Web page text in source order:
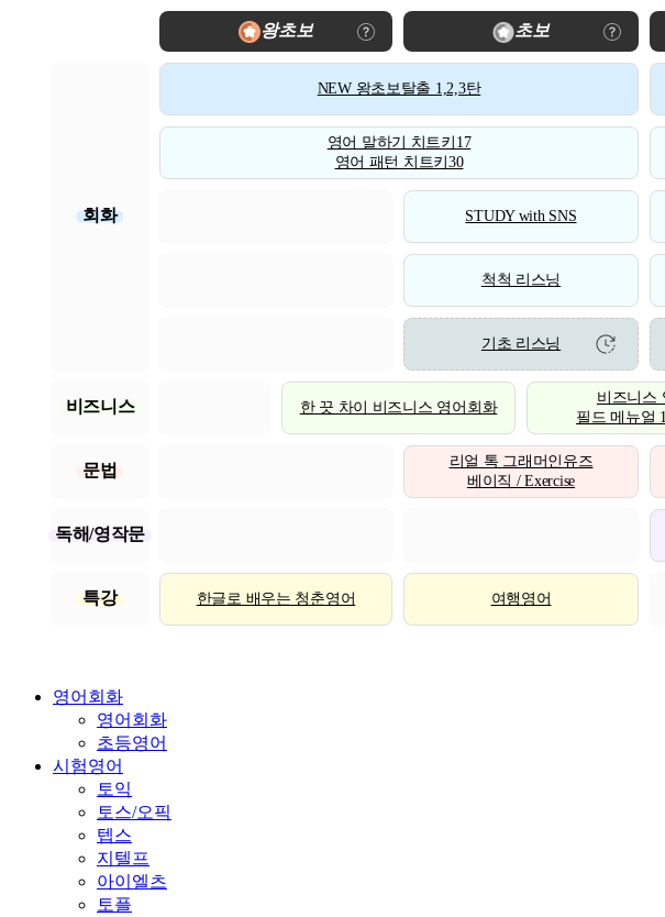
왕초보 초보
회화
NEW 왕초보탈출 1,2,3탄
영어 말하기 치트키17
영어 패턴 치트키30
STUDY with SNS
척척 리스닝
기초 리스닝
비즈니스 한 끗 차이 비즈니스 영어회화
비즈니스
필드 메뉴얼
문법
리얼 톡 그래머인유즈
베이직 / Exercise
독해/영작문
특강 한글로 배우는 청춘영어 여행영어
영어회화
영어회화
초등영어
시험영어
토익
토스/오픽
텝스
지텔프
아이엘츠
토플